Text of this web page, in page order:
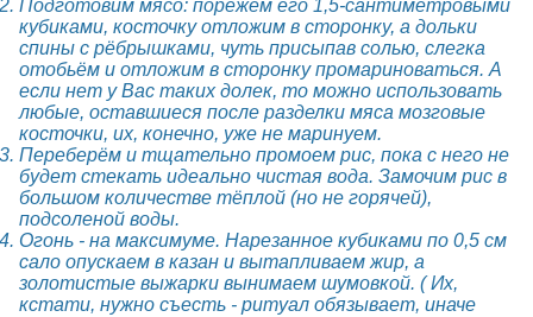
Подготовим мясо: порежем его 1,5-сантиметровыми
кубиками, косточку отложим в сторонку, а дольки
спины с рёбрышками, чуть присыпав солью, слегка
отобьём и отложим в сторонку промариноваться. А
если нет у Вас таких долек, то можно использовать
любые, оставшиеся после разделки мяса мозговые
косточки, их, конечно, уже не маринуем.
Переберём и тщательно промоем рис, пока с него не
будет стекать идеально чистая вода. Замочим рис в
большом количестве тёплой (но не горячей),
подсоленой воды.
Огонь - на максимуме. Нарезанное кубиками по 0,5 см
сало опускаем в казан и вытапливаем жир, а
золотистые выжарки вынимаем шумовкой. ( Их,
кстати, нужно съесть - ритуал обязывает, иначе